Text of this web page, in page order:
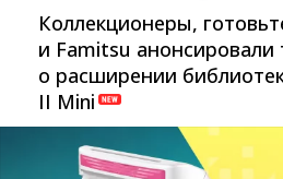
Коллекционеры,
и Famitsu анонсировали
о расширении
II Mini